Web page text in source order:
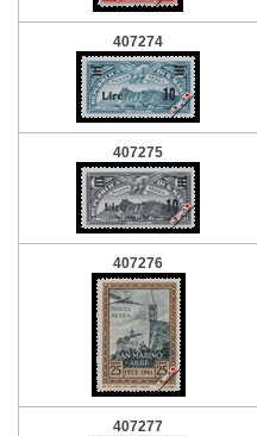
407274
407275
407276
407277